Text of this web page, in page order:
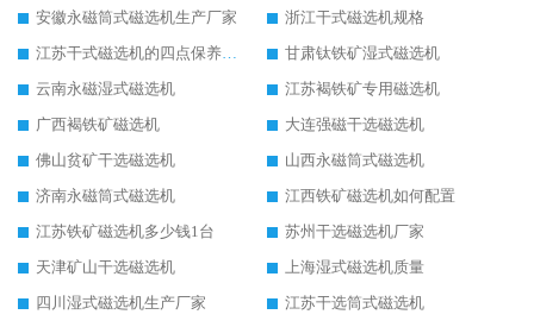
安徽永磁筒式磁选机生产厂家
浙江干式磁选机规格
江苏干式磁选机的四点保养秘籍
甘肃钛铁矿湿式磁选机
云南永磁湿式磁选机
江苏褐铁矿专用磁选机
广西褐铁矿磁选机
大连强磁干选磁选机
佛山贫矿干选磁选机
山西永磁筒式磁选机
济南永磁筒式磁选机
江西铁矿磁选机如何配置
江苏铁矿磁选机多少钱1台
苏州干选磁选机厂家
天津矿山干选磁选机
上海湿式磁选机质量
四川湿式磁选机生产厂家
江苏干选筒式磁选机